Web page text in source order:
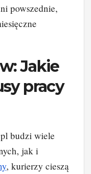
powszednie,
Jakie
pracy
budzi wiele
jak i
, kurierzy cieszą